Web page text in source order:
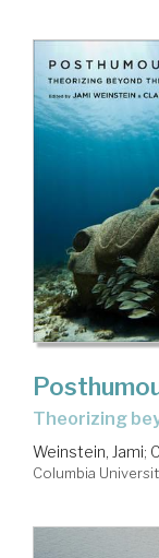
theorizing
Weinstein, Jami;
Columbia